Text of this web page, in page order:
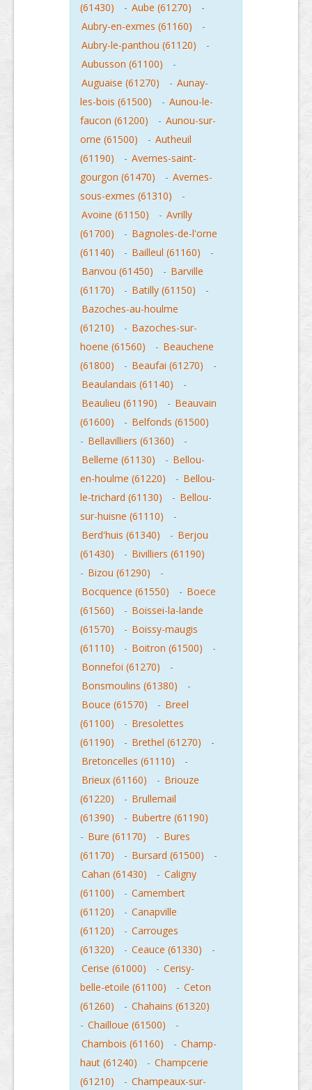
(61430)
- Aube (61270)
-
Aubry-en-exmes (61160)
-
Aubry-le-panthou (61120)
-
Aubusson (61100)
-
Auguaise (61270)
- Aunay-
les-bois (61500)
- Aunou-le-
faucon (61200)
- Aunou-sur-
orne (61500)
- Autheuil
(61190)
- Avernes-saint-
gourgon (61470)
- Avernes-
sous-exmes (61310)
-
Avoine (61150)
- Avrilly
(61700)
- Bagnoles-de-l'orne
(61140)
- Bailleul (61160)
-
Banvou (61450)
- Barville
(61170)
- Batilly (61150)
-
Bazoches-au-houlme
(61210)
- Bazoches-sur-
hoene (61560)
- Beauchene
(61800)
- Beaufai (61270)
-
Beaulandais (61140)
-
Beaulieu (61190)
- Beauvain
(61600)
- Belfonds (61500)
- Bellavilliers (61360)
-
Belleme (61130)
- Bellou-
en-houlme (61220)
- Bellou-
le-trichard (61130)
- Bellou-
sur-huisne (61110)
-
Berd'huis (61340)
- Berjou
(61430)
- Bivilliers (61190)
- Bizou (61290)
-
Bocquence (61550)
- Boece
(61560)
- Boissei-la-lande
(61570)
- Boissy-maugis
(61110)
- Boitron (61500)
-
Bonnefoi (61270)
-
Bonsmoulins (61380)
-
Bouce (61570)
- Breel
(61100)
- Bresolettes
(61190)
- Brethel (61270)
-
Bretoncelles (61110)
-
Brieux (61160)
- Briouze
(61220)
- Brullemail
(61390)
- Bubertre (61190)
- Bure (61170) - Bures
(61170)
- Bursard (61500)
-
Cahan (61430)
- Caligny
(61100)
- Camembert
(61120)
- Canapville
(61120)
- Carrouges
(61320)
- Ceauce (61330)
-
Cerise (61000)
- Cerisy-
belle-etoile (61100)
- Ceton
(61260)
- Chahains (61320)
- Chailloue (61500)
-
Chambois (61160)
- Champ-
haut (61240)
- Champcerie
(61210)
- Champeaux-sur-